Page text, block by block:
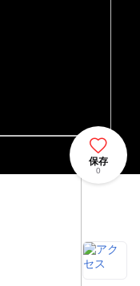
保存
0